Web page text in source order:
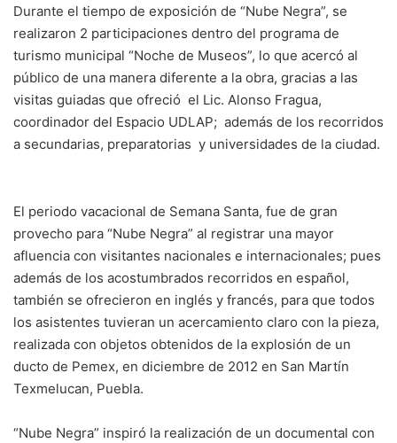
Durante el tiempo de exposición de “Nube Negra”, se
realizaron 2 participaciones dentro del programa de
turismo municipal “Noche de Museos”, lo que acercó al
público de una manera diferente a la obra, gracias a las
visitas guiadas que ofreció el Lic. Alonso Fragua,
coordinador del Espacio UDLAP; además de los recorridos
a secundarias, preparatorias y universidades de la ciudad.
El periodo vacacional de Semana Santa, fue de gran
provecho para “Nube Negra” al registrar una mayor
afluencia con visitantes nacionales e internacionales; pues
además de los acostumbrados recorridos en español,
también se ofrecieron en inglés y francés, para que todos
los asistentes tuvieran un acercamiento claro con la pieza,
realizada con objetos obtenidos de la explosión de un
ducto de Pemex, en diciembre de 2012 en San Martín
Texmelucan, Puebla.
“Nube Negra” inspiró la realización de un documental con